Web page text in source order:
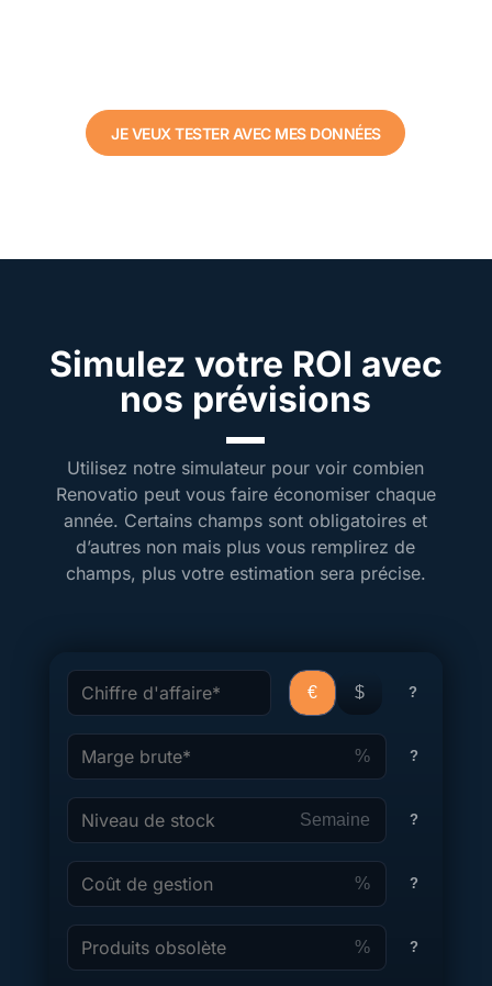
JE VEUX TESTER AVEC MES DONNÉES
Simulez votre ROI avec
nos prévisions
Utilisez notre simulateur pour voir combien
Renovatio peut vous faire économiser chaque
année. Certains champs sont obligatoires et
d’autres non mais plus vous remplirez de
champs, plus votre estimation sera précise.
Chiffre d'affaire*
€ $ ?
Marge brute*
% ?
Niveau de stock
Semaine ?
Coût de gestion
% ?
Produits obsolète
% ?